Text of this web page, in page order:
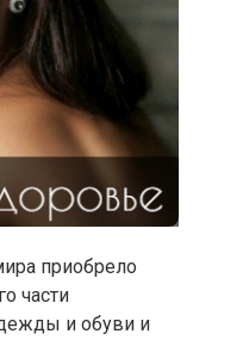
приобрело
части
и обуви и